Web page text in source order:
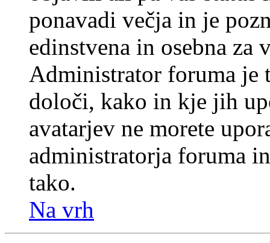
ponavadi večja in je
edinstvena in osebna za
Administrator foruma je
določi, kako in kje jih
avatarjev ne morete
administratorja foruma
tako.
Na vrh